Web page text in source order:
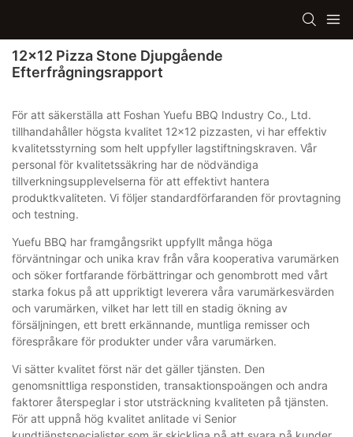
12x12 Pizza Stone Djupgående
Efterfrågningsrapport
För att säkerställa att Foshan Yuefu BBQ Industry Co., Ltd.
tillhandahåller högsta kvalitet 12x12 pizzasten, vi har effektiv
kvalitetsstyrning som helt uppfyller lagstiftningskraven. Vår
personal för kvalitetssäkring har de nödvändiga
tillverkningsupplevelserna för att effektivt hantera
produktkvaliteten. Vi följer standardförfaranden för provtagning
och testning.
Yuefu BBQ har framgångsrikt uppfyllt många höga
förväntningar och unika krav från våra kooperativa varumärken
och söker fortfarande förbättringar och genombrott med vårt
starka fokus på att uppriktigt leverera våra varumärkesvärden
och varumärken, vilket har lett till en stadig ökning av
försäljningen, ett brett erkännande, muntliga remisser och
förespråkare för produkter under våra varumärken.
Vi sätter kvalitet först när det gäller tjänsten. Den
genomsnittliga responstiden, transaktionspoängen och andra
faktorer återspeglar i stor utsträckning kvaliteten på tjänsten.
För att uppnå hög kvalitet anlitade vi Senior